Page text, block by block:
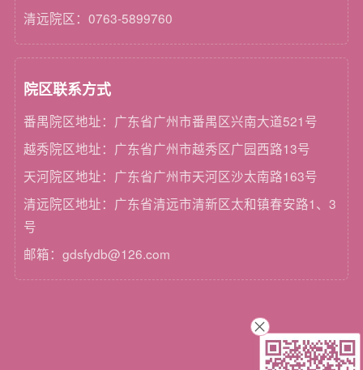
清远院区：0763-5899760
院区联系方式
番禺院区地址：广东省广州市番禺区兴南大道521号
越秀院区地址：广东省广州市越秀区广园西路13号
天河院区地址：广东省广州市天河区沙太南路163号
清远院区地址：广东省清远市清新区太和镇春安路1、3
号
邮箱：gdsfydb@126.com